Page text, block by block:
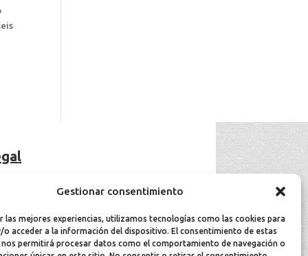
Gestionar consentimiento
las mejores experiencias, utilizamos tecnologías como las cookies para
o acceder a la información del dispositivo. El consentimiento de estas
permitirá procesar datos como el comportamiento de navegación o
de cookies
de privacidad